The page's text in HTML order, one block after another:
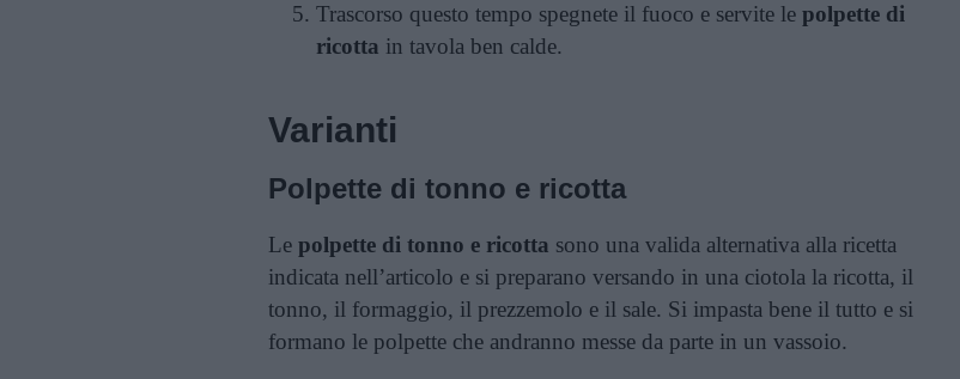
Trascorso questo tempo spegnete il fuoco e servite le polpette di
ricotta in tavola ben calde.
Varianti
Polpette di tonno e ricotta
Le polpette di tonno e ricotta sono una valida alternativa alla ricetta
indicata nell’articolo e si preparano versando in una ciotola la ricotta, il
tonno, il formaggio, il prezzemolo e il sale. Si impasta bene il tutto e si
formano le polpette che andranno messe da parte in un vassoio.